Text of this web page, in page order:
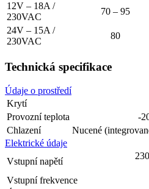
12V – 18A /
230VAC
70 – 95
24V – 15A /
230VAC
80
Technická specifikace
Údaje o prostředí
Krytí
Provozní teplota
-
Chlazení
Nucené
Elektrické údaje
Vstupní napětí
Vstupní frekvence